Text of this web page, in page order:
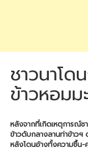
ชาวนาโด
ข้าวหอมม
หลังจากที่เกิดเหตุการณ์ช
ข้าวดับกลางลานท่าข้าวฯ
หลังโดนอ้างทั้งความชื้น-